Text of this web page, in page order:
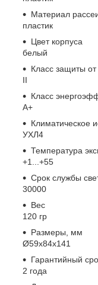
Материал
пластик
Цвет корпуса
белый
Класс защиты
II
Класс
A+
Климатическое
УХЛ4
Температура
+1...+55
Срок службы
30000
Вес
120 гр
Размеры, мм
Ø59х84х141
Гарантийный
2 года